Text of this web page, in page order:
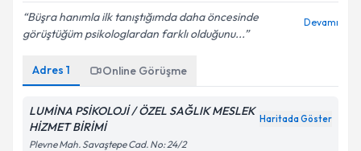
Büşra hanımla ilk tanıştığımda daha öncesinde
görüştüğüm psikologlardan farklı olduğunu...
Devamı
Adres 1 Online Görüşme
LUMİNA PSİKOLOJİ / ÖZEL SAĞLIK MESLEK
HİZMET BİRİMİ
Haritada Göster
Plevne Mah. Savaştepe Cad. No: 24/2